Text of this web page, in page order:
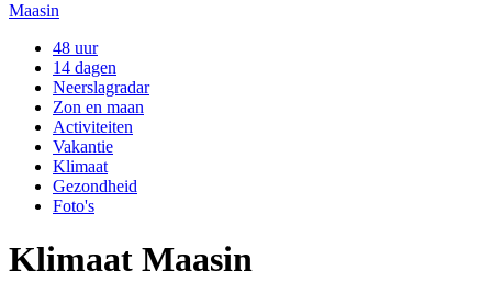
Maasin
48 uur
14 dagen
Neerslagradar
Zon en maan
Activiteiten
Vakantie
Klimaat
Gezondheid
Foto's
Klimaat Maasin